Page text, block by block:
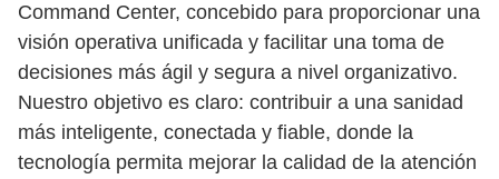
Command Center, concebido para proporcionar una
visión operativa unificada y facilitar una toma de
decisiones más ágil y segura a nivel organizativo.
Nuestro objetivo es claro: contribuir a una sanidad
más inteligente, conectada y fiable, donde la
tecnología permita mejorar la calidad de la atención